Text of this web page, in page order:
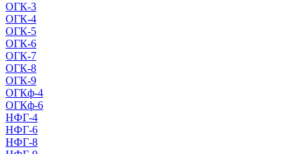
ОГК-3
ОГК-4
ОГК-5
ОГК-6
ОГК-7
ОГК-8
ОГК-9
ОГКф-4
ОГКф-6
НФГ-4
НФГ-6
НФГ-8